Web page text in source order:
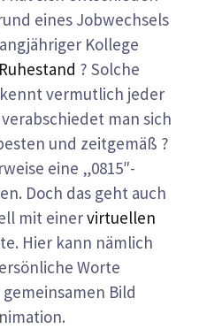
eines Jobwechsels
Kollege
Ruhestand ? Solche
vermutlich jeder
man sich
und zeitgemäß ?
eine „0815″-
Doch das geht auch
mit einervirtuellen
Hier kann nämlich
Worte
Bild